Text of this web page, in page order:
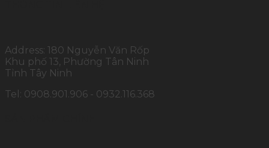
Address: 180 Nguyễn Văn Rốp
Khu phố 13, Phường Tân Ninh
Tỉnh Tây Ninh
Tel: 0908.901.906 - 0932.116.368